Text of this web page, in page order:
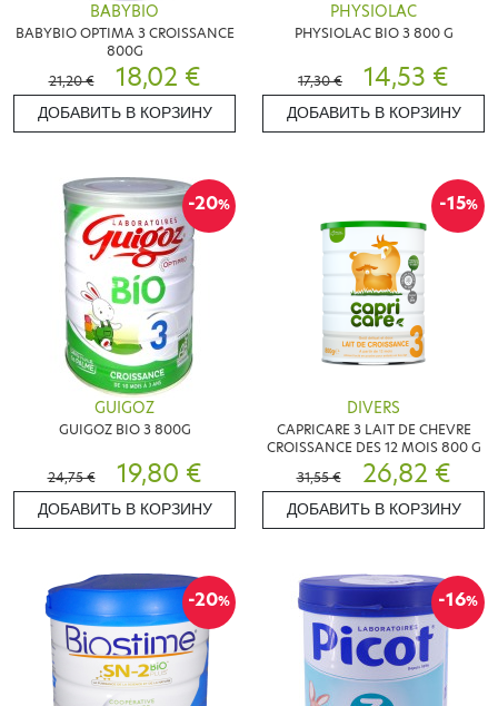
BABYBIO
BABYBIO OPTIMA 3 CROISSANCE
800G
21,20 €
18,02 €
ДОБАВИТЬ В КОРЗИНУ
PHYSIOLAC
PHYSIOLAC BIO 3 800 G
17,30 € 14,53 €
ДОБАВИТЬ В КОРЗИНУ
-20%
GUIGOZ
GUIGOZ BIO 3 800G
24,75 € 19,80 €
ДОБАВИТЬ В КОРЗИНУ
-15%
DIVERS
CAPRICARE 3 LAIT DE CHEVRE
CROISSANCE DES 12 MOIS 800 G
31,55 €
26,82 €
ДОБАВИТЬ В КОРЗИНУ
-20% -16%